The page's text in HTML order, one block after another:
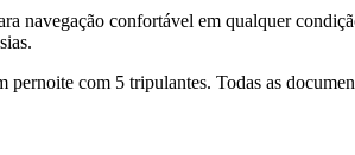
navegação confortável em qualquer
pernoite com 5 tripulantes. Todas as